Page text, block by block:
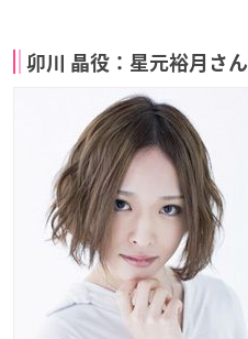
卯川 晶役：星元裕月さん